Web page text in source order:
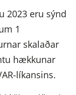
2023 eru sýnd
1
skalaðar
hækkunar
líkansins.